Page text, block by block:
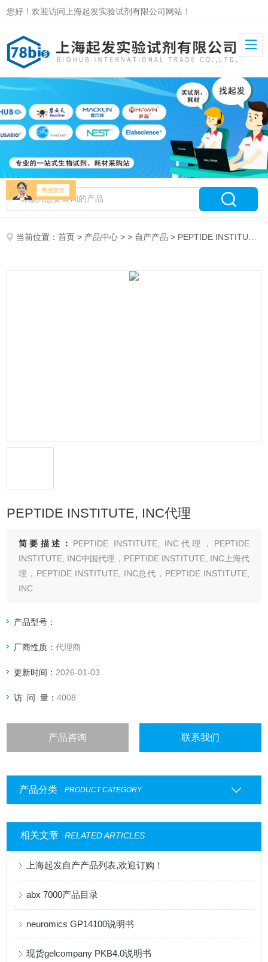
您好！欢迎访问上海起发实验试剂有限公司网站！
当前位置：首页 > 产品中心 > > 自产产品 > PEPTIDE INSTITUTE, INC代理
PEPTIDE INSTITUTE, INC代理
简要描述： PEPTIDE INSTITUTE, INC代理，PEPTIDE
INSTITUTE, INC中国代理，PEPTIDE INSTITUTE, INC上海代
理，PEPTIDE INSTITUTE, INC总代，PEPTIDE INSTITUTE,
INC
司，具体产品信息欢迎电询
产品型号：
厂商性质：代理商
更新时间： 2026-01-03
访 问 量：4008
产品咨询 联系我们
产品分类 PRODUCT CATEGORY
相关文章 RELATED ARTICLES
上海起发自产产品列表,欢迎订购！
abx 7000产品目录
neuromics GP14100说明书
现货gelcompany PKB4.0说明书